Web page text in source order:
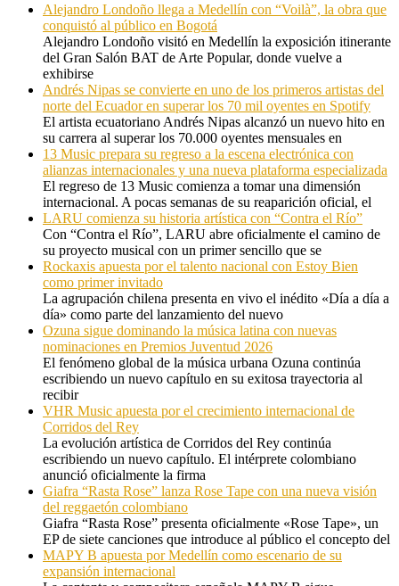
Alejandro Londoño llega a Medellín con “Voilà”, la obra que
conquistó al público en Bogotá
Alejandro Londoño visitó en Medellín la exposición itinerante
del Gran Salón BAT de Arte Popular, donde vuelve a
exhibirse
Andrés Nipas se convierte en uno de los primeros artistas del
norte del Ecuador en superar los 70 mil oyentes en Spotify
El artista ecuatoriano Andrés Nipas alcanzó un nuevo hito en
su carrera al superar los 70.000 oyentes mensuales en
13 Music prepara su regreso a la escena electrónica con
alianzas internacionales y una nueva plataforma especializada
El regreso de 13 Music comienza a tomar una dimensión
internacional. A pocas semanas de su reaparición oficial, el
LARU comienza su historia artística con “Contra el Río”
Con “Contra el Río”, LARU abre oficialmente el camino de
su proyecto musical con un primer sencillo que se
Rockaxis apuesta por el talento nacional con Estoy Bien
como primer invitado
La agrupación chilena presenta en vivo el inédito «Día a día a
día» como parte del lanzamiento del nuevo
Ozuna sigue dominando la música latina con nuevas
nominaciones en Premios Juventud 2026
El fenómeno global de la música urbana Ozuna continúa
escribiendo un nuevo capítulo en su exitosa trayectoria al
recibir
VHR Music apuesta por el crecimiento internacional de
Corridos del Rey
La evolución artística de Corridos del Rey continúa
escribiendo un nuevo capítulo. El intérprete colombiano
anunció oficialmente la firma
Giafra “Rasta Rose” lanza Rose Tape con una nueva visión
del reggaetón colombiano
Giafra “Rasta Rose” presenta oficialmente «Rose Tape», un
EP de siete canciones que introduce al público el concepto del
MAPY B apuesta por Medellín como escenario de su
expansión internacional